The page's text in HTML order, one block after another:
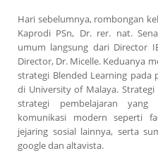
Hari sebelumnya, rombongan
Kaprodi PSn, Dr. rer. nat.
umum langsung dari Director
Director, Dr. Micelle. Keduanya
strategi Blended Learning pada
di University of Malaya.
strategi pembelajaran yang
komunikasi modern seperti
jejaring sosial lainnya, serta
google dan altavista.